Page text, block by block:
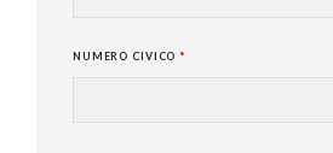
NUMERO CIVICO *